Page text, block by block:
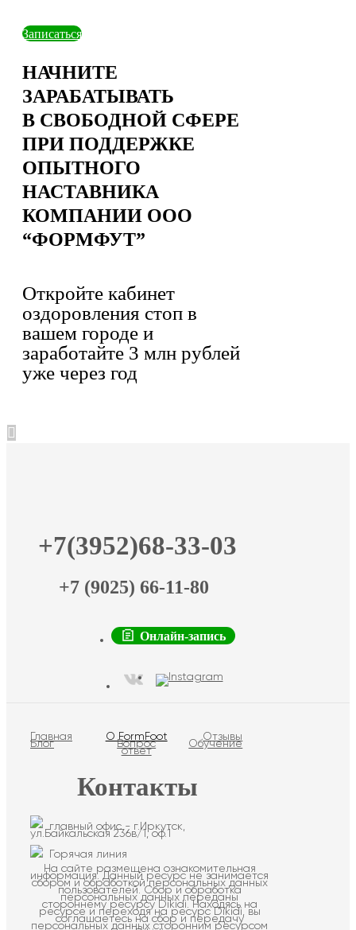
Записаться
НАЧНИТЕ
ЗАРАБАТЫВАТЬ
В СВОБОДНОЙ СФЕРЕ
ПРИ ПОДДЕРЖКЕ
ОПЫТНОГО
НАСТАВНИКА
КОМПАНИИ ООО
“ФОРМФУТ”
Откройте кабинет
оздоровления стоп в
вашем городе и
заработайте 3 млн рублей
уже через год
+7(3952)68-33-03
+7 (9025) 66-11-80
Онлайн-запись
Главная О FormFoot Отзывы
Блог Вопрос
ответ
Обучение
Контакты
главный офис - г.Иркутск,
ул.Байкальская 236в/1, оф.1
Горячая линия
На сайте размещена ознакомительная
информация. Данный ресурс не занимается
сбором и обработкой персональных данных
пользователей. Сбор и обработка
персональных данных переданы
стороннему ресурсу Dikidi. Находясь на
ресурсе и переходя на ресурс Dikidi, вы
соглашаетесь на сбор и передачу
персональных данных сторонним ресурсом